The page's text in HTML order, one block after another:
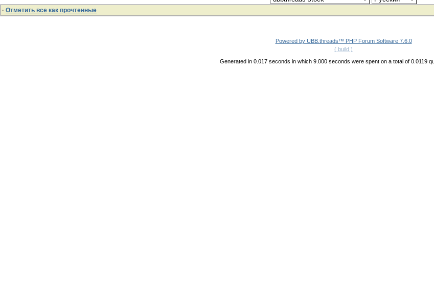
· Отметить все как прочтенные
Powered by UBB.threads™ PHP Forum Software 7.6.0
( build )
Generated in 0.017 seconds in which 9.000 seconds were spent on a total of 0.0119